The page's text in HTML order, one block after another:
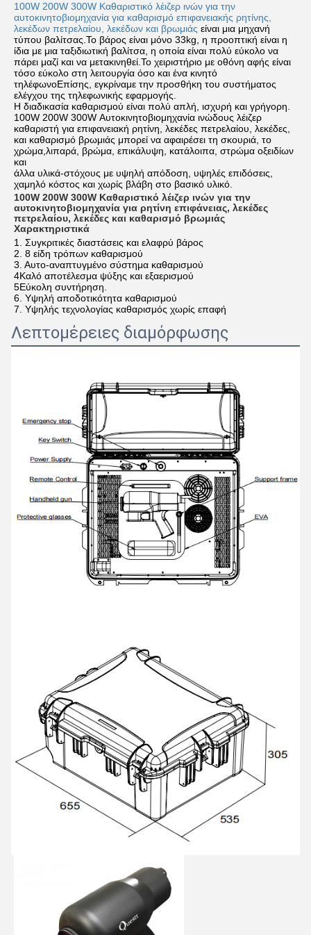
100W 200W 300W Καθαριστικό λέιζερ ινών για την
αυτοκινητοβιομηχανία για καθαρισμό επιφανειακής ρητίνης,
λεκέδων πετρελαίου, λεκέδων και βρωμιάς είναι μια μηχανή
τύπου βαλίτσας.Το βάρος είναι μόνο 33kg, η προοπτική είναι η
ίδια με μια ταξιδιωτική βαλίτσα, η οποία είναι πολύ εύκολο να
πάρει μαζί και να μετακινηθεί.Το χειριστήριο με οθόνη αφής είναι
τόσο εύκολο στη λειτουργία όσο και ένα κινητό
τηλέφωνοΕπίσης, εγκρίναμε την προσθήκη του συστήματος
ελέγχου της τηλεφωνικής εφαρμογής.
Η διαδικασία καθαρισμού είναι πολύ απλή, ισχυρή και γρήγορη.
100W 200W 300W Αυτοκινητοβιομηχανία ινώδους λέιζερ
καθαριστή για επιφανειακή ρητίνη, λεκέδες πετρελαίου, λεκέδες,
και καθαρισμό βρωμιάς μπορεί να αφαιρέσει τη σκουριά, το
χρώμα,λιπαρά, βρώμα, επικάλυψη, κατάλοιπα, στρώμα οξειδίων
και
άλλα υλικά-στόχους με υψηλή απόδοση, υψηλές επιδόσεις,
χαμηλό κόστος και χωρίς βλάβη στο βασικό υλικό.
100W 200W 300W Καθαριστικό λέιζερ ινών για την
αυτοκινητοβιομηχανία για ρητίνη επιφάνειας, λεκέδες
πετρελαίου, λεκέδες και καθαρισμό βρωμιάς
Χαρακτηριστικά
1. Συγκριτικές διαστάσεις και ελαφρύ βάρος
2. 8 είδη τρόπων καθαρισμού
3. Αυτο-αναπτυγμένο σύστημα καθαρισμού
4Καλό αποτέλεσμα ψύξης και εξαερισμού
5Εύκολη συντήρηση.
6. Υψηλή αποδοτικότητα καθαρισμού
7. Υψηλής τεχνολογίας καθαρισμός χωρίς επαφή
Λεπτομέρειες διαμόρφωσης